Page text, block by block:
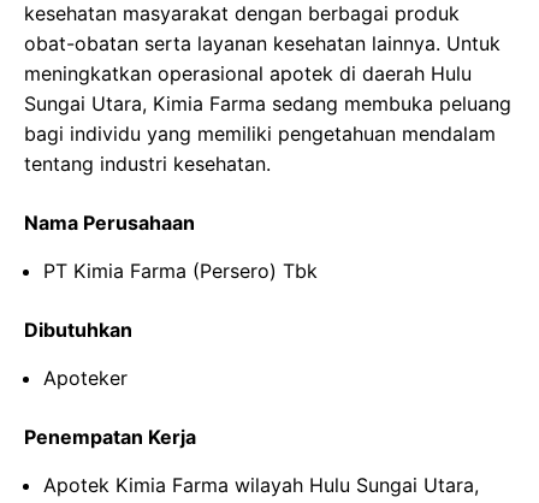
kesehatan masyarakat dengan berbagai produk
obat-obatan serta layanan kesehatan lainnya. Untuk
meningkatkan operasional apotek di daerah Hulu
Sungai Utara, Kimia Farma sedang membuka peluang
bagi individu yang memiliki pengetahuan mendalam
tentang industri kesehatan.
Nama Perusahaan
PT Kimia Farma (Persero) Tbk
Dibutuhkan
Apoteker
Penempatan Kerja
Apotek Kimia Farma wilayah Hulu Sungai Utara,